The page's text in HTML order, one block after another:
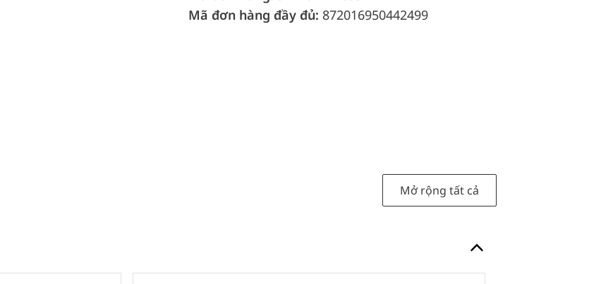
Mã đơn hàng đầy đủ: 872016950442499
Mở rộng tất cả